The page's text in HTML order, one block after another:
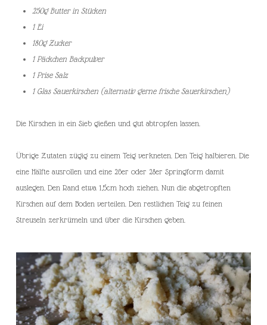
250g Butter in Stücken
1 Ei
180g Zucker
1 Päckchen Backpulver
1 Prise Salz
1 Glas Sauerkirschen (alternativ gerne frische Sauerkirschen)
Die Kirschen in ein Sieb gießen und gut abtropfen lassen.
Übrige Zutaten zügig zu einem Teig verkneten. Den Teig halbieren. Die
eine Hälfte ausrollen und eine 26er oder 28er Springform damit
auslegen. Den Rand etwa 1,5cm hoch ziehen. Nun die abgetropften
Kirschen auf dem Boden verteilen. Den restlichen Teig zu feinen
Streuseln zerkrümeln und über die Kirschen geben.